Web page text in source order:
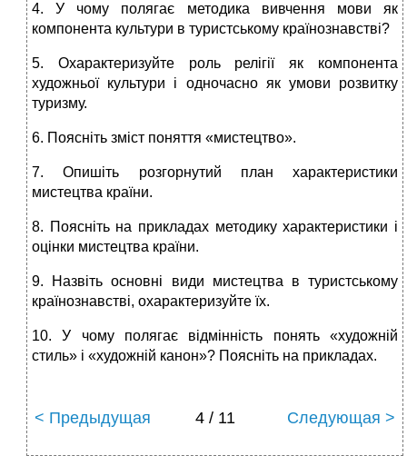
4. У чому полягає методика вивчення мови як
компонента культури в туристському країнознавстві?
5. Охарактеризуйте роль релігії як компонента
художньої культури і одночасно як умови розвитку
туризму.
6. Поясніть зміст поняття «мистецтво».
7. Опишіть розгорнутий план характеристики
мистецтва країни.
8. Поясніть на прикладах методику характеристики і
оцінки мистецтва країни.
9. Назвіть основні види мистецтва в туристському
країнознавстві, охарактеризуйте їх.
10. У чому полягає відмінність понять «художній
стиль» і «художній канон»? Поясніть на прикладах.
< Предыдущая 4 / 11 Следующая >